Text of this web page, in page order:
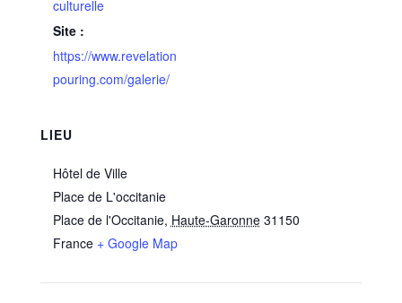
culturelle
Site :
https://www.revelation
pouring.com/galerie/
LIEU
Hôtel de Ville
Place de L'occitanie
Place de l'Occitanie, Haute-Garonne 31150
France + Google Map